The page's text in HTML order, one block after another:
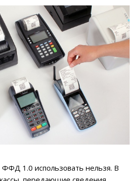
ФФД 1.0 использовать нельзя. В